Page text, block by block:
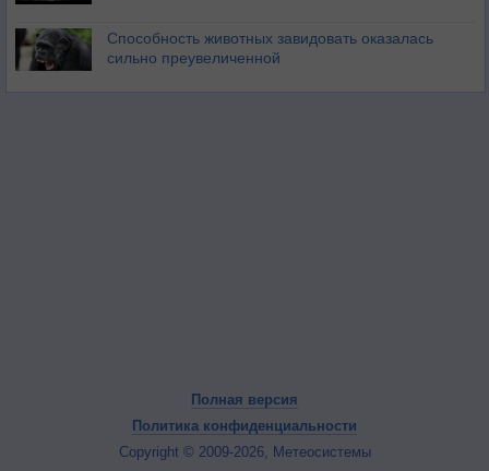
Способность животных завидовать оказалась
сильно преувеличенной
Полная версия
Политика конфиденциальности
Copyright © 2009-2026, Метеосистемы